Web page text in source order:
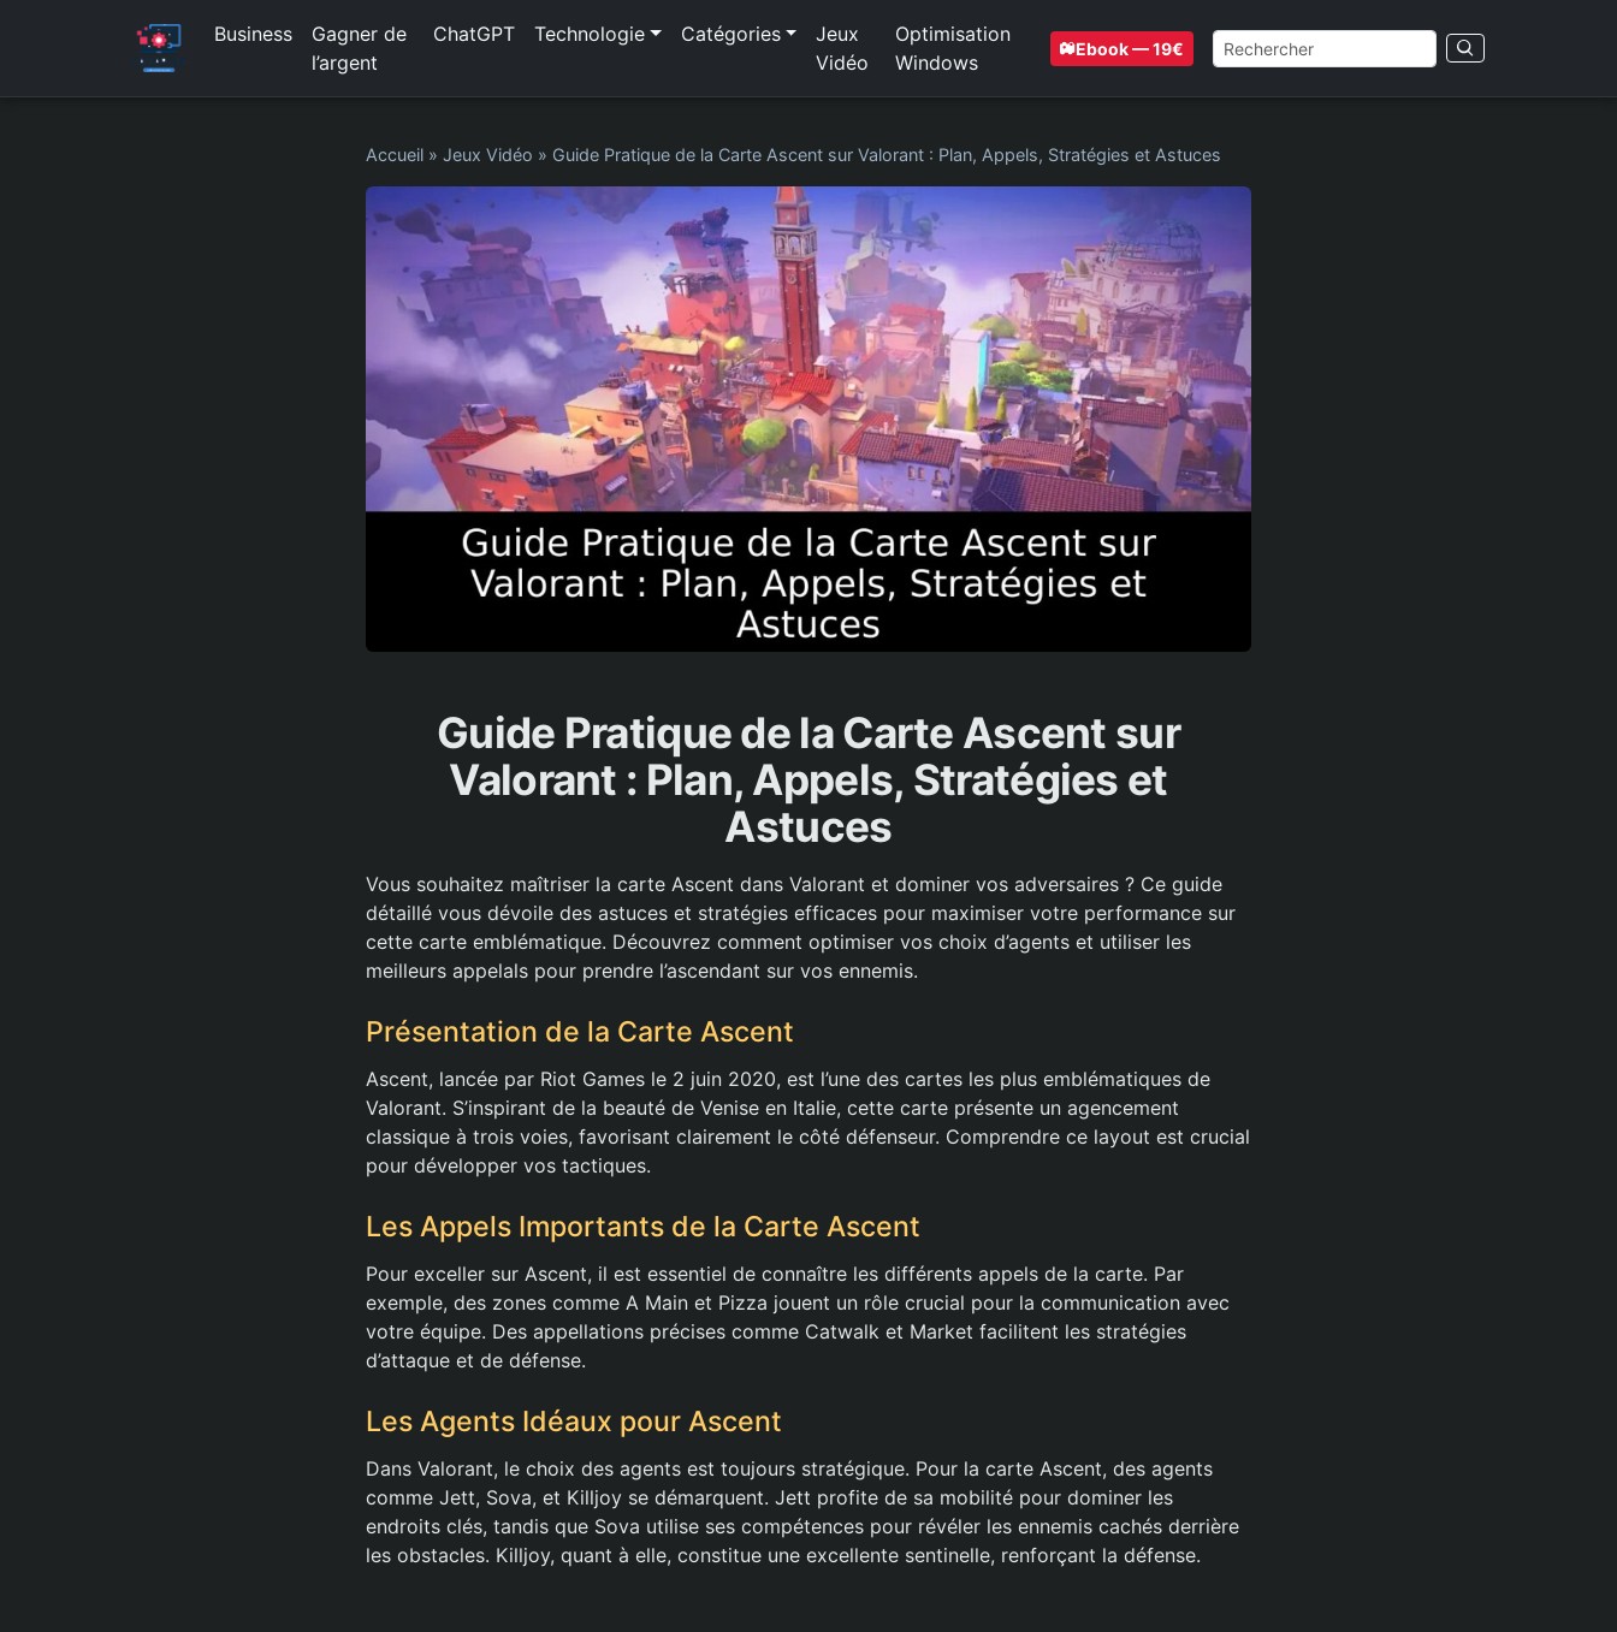
Business
Gagner de
l’argent
ChatGPT Technologie Catégories
Jeux
Vidéo
Optimisation
Windows
Ebook — 19€
Accueil » Jeux Vidéo » Guide Pratique de la Carte Ascent sur Valorant : Plan, Appels, Stratégies et Astuces
Guide Pratique de la Carte Ascent sur
Valorant : Plan, Appels, Stratégies et
Astuces
Vous souhaitez maîtriser la carte Ascent dans Valorant et dominer vos adversaires ? Ce guide
détaillé vous dévoile des astuces et stratégies efficaces pour maximiser votre performance sur
cette carte emblématique. Découvrez comment optimiser vos choix d’agents et utiliser les
meilleurs appelals pour prendre l’ascendant sur vos ennemis.
Présentation de la Carte Ascent
Ascent, lancée par Riot Games le 2 juin 2020, est l’une des cartes les plus emblématiques de
Valorant. S’inspirant de la beauté de Venise en Italie, cette carte présente un agencement
classique à trois voies, favorisant clairement le côté défenseur. Comprendre ce layout est crucial
pour développer vos tactiques.
Les Appels Importants de la Carte Ascent
Pour exceller sur Ascent, il est essentiel de connaître les différents appels de la carte. Par
exemple, des zones comme A Main et Pizza jouent un rôle crucial pour la communication avec
votre équipe. Des appellations précises comme Catwalk et Market facilitent les stratégies
d’attaque et de défense.
Les Agents Idéaux pour Ascent
Dans Valorant, le choix des agents est toujours stratégique. Pour la carte Ascent, des agents
comme Jett, Sova, et Killjoy se démarquent. Jett profite de sa mobilité pour dominer les
endroits clés, tandis que Sova utilise ses compétences pour révéler les ennemis cachés derrière
les obstacles. Killjoy, quant à elle, constitue une excellente sentinelle, renforçant la défense.